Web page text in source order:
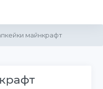
майнкрафт